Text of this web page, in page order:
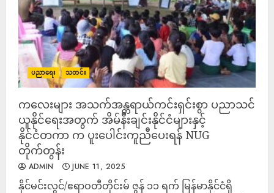
ပညာရေး သတင်း
ကလေးများ အသက်အန္တရာယ်ကင်းရှင်းစွာ ပညာသင်
ယူနိုင်ရေးအတွက် အိမ်နီးချင်းနိုင်ငံများနှင့်
နိုင်ငံတကာ က ပူးပေါင်းကူညီပေးရန် NUG
တိုက်တွန်း
ADMIN JUNE 11, 2025
နိုင်မင်းလွင်/ဧရာဝတီတိုင်းမ် ဇွန် ၁၁ ရက် မြန်မာနိုင်ငံရှိ